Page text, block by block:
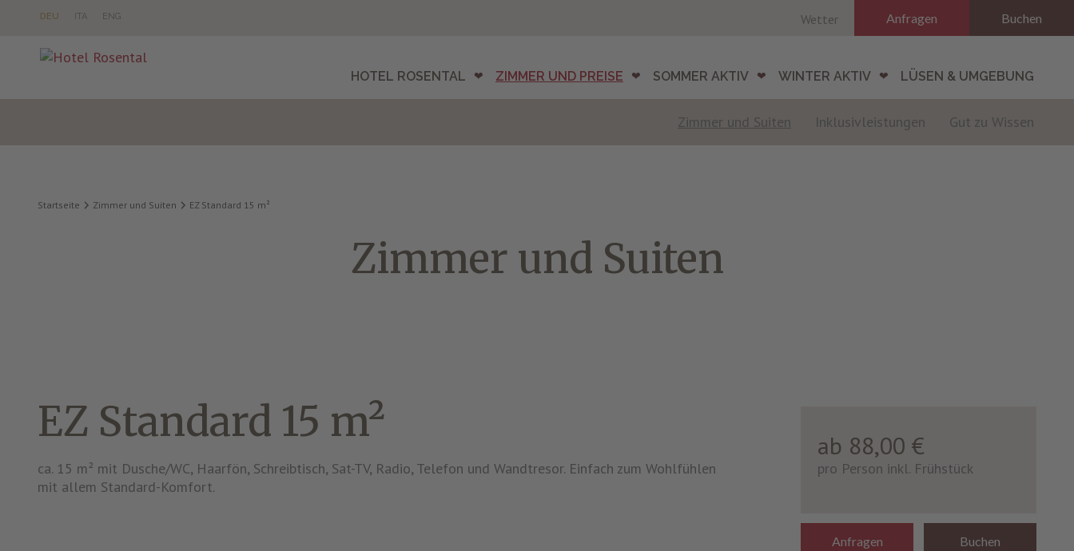
DEU ITA ENG Anfragen Buchen
Wetter
HOTEL ROSENTAL ZIMMER UND PREISE SOMMER AKTIV WINTER AKTIV LÜSEN & UMGEBUNG
Zimmer und Suiten Inklusivleistungen Gut zu Wissen
Startseite Zimmer und Suiten EZ Standard 15 m²
Zimmer und Suiten
EZ Standard 15 m²
ca. 15 m² mit Dusche/WC, Haarfön, Schreibtisch, Sat-TV, Radio, Telefon und Wandtresor. Einfach zum Wohlfühlen
mit allem Standard-Komfort.
ab 88,00 €
pro Person inkl. Frühstück
Anfragen Buchen